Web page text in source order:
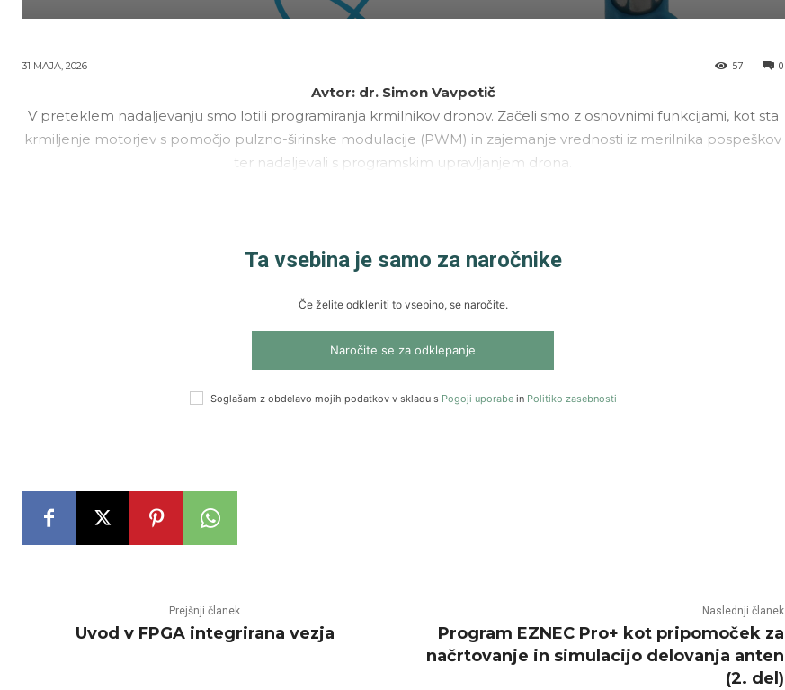
31 MAJA, 2026 0
57
Avtor: dr. Simon Vavpotič
V preteklem nadaljevanju smo lotili programiranja krmilnikov dronov. Začeli smo z osnovnimi funkcijami, kot sta
krmiljenje motorjev s pomočjo pulzno-širinske modulacije (PWM) in zajemanje vrednosti iz merilnika pospeškov
ter nadaljevali s programskim upravljanjem drona.
Ta vsebina je samo za naročnike
Če želite odkleniti to vsebino, se naročite.
Naročite se za odklepanje
Soglašam z obdelavo mojih podatkov v skladu s Pogoji uporabein Politiko zasebnosti
Prejšnji članek
Uvod v FPGA integrirana vezja
Naslednji članek
Program EZNEC Pro+ kot pripomoček za
načrtovanje in simulacijo delovanja anten
(2. del)